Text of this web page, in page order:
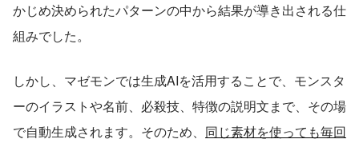
かじめ決められたパターンの中から結果が導き出される仕
組みでした。
しかし、マゼモンでは生成AIを活用することで、モンスタ
ーのイラストや名前、必殺技、特徴の説明文まで、その場
で自動生成されます。そのため、 同じ素材を使っても毎回